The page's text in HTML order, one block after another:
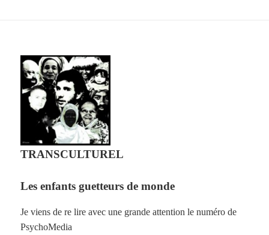
TRANSCULTUREL
Les enfants guetteurs de monde
Je viens de re lire avec une grande attention le numéro de
PsychoMedia